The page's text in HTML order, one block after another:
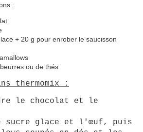
:
+ 20 g pour enrober le saucisson
ou de thés
thermomix :
le chocolat et le
sucre glace et l'œuf, puis